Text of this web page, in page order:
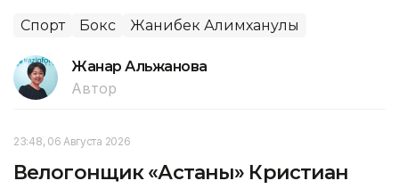
Спорт Бокс Жанибек Алимханулы
Жанар Альжанова
Автор
23:48, 06 Августа 2026
Велогонщик «Астаны» Кристиан